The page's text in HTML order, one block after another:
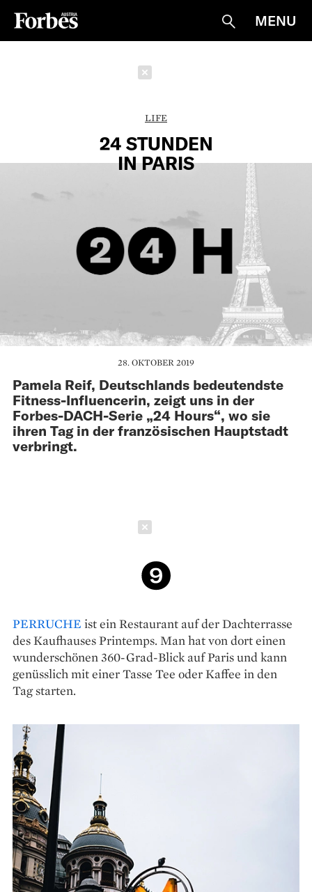
Suche
MENU
LIFE
24 STUNDEN
IN PARIS
28. OKTOBER 2019
Pamela Reif, Deutschlands bedeutendste
Fitness-Influencerin, zeigt uns in der
Forbes-DACH-Serie „24 Hours“, wo sie
ihren Tag in der französischen Hauptstadt
verbringt.
PERRUCHE ist ein Restaurant auf der Dachterrasse
des Kaufhauses Printemps. Man hat von dort einen
wunderschönen 360-Grad-Blick auf Paris und kann
genüsslich mit einer Tasse Tee oder Kaffee in den
Tag starten.